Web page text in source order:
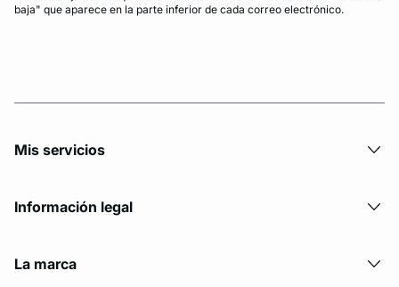
baja" que aparece en la parte inferior de cada correo electrónico.
Mis servicios
Información legal
La marca